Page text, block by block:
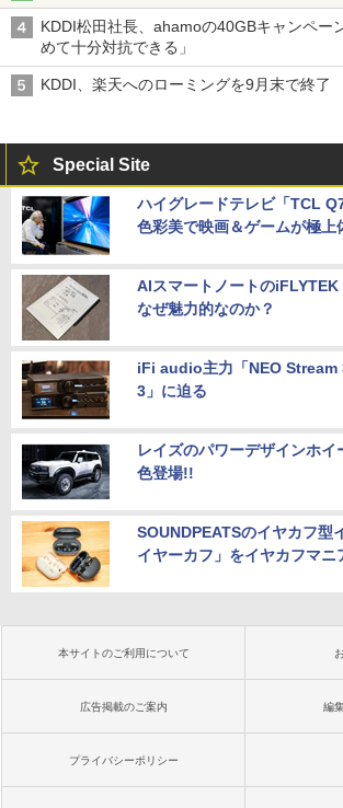
KDDI松田社長、ahamoの40GBキャンペー
めて十分対抗できる」
KDDI、楽天へのローミングを9月末で終了
Special Site
ハイグレードテレビ「TCL
色彩美で映画＆ゲームが極上
AIスマートノートの
なぜ魅力的なのか？
iFi audio主力「NEO Stream
3」に迫る
レイズのパワーデザインホイ
色登場!!
SOUNDPEATSのイヤカフ型
イヤーカフ」をイヤカフマニ
本サイトのご利用について
広告掲載のご案内 編
プライバシーポリシー